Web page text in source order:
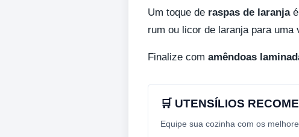
Um toque de raspas de laranjaé
rum ou licor de laranja para uma
Finalize com amêndoas
🛒 UTENSÍLIOS
Equipe sua cozinha com os